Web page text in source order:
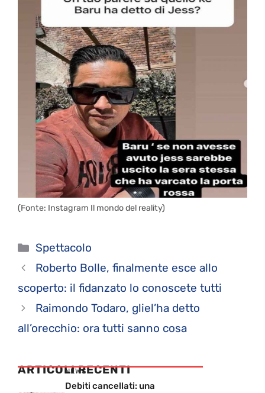
(Fonte: Instagram Il mondo del reality)
Categorie
Spettacolo
Roberto Bolle, finalmente esce allo
scoperto: il fidanzato lo conoscete tutti
Raimondo Todaro, gliel’ha detto
all’orecchio: ora tutti sanno cosa
ARTICOLI RECENTI
NEWS
Debiti cancellati: una